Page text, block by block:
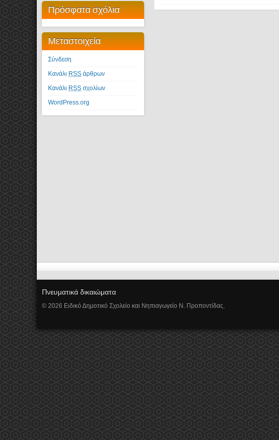
Πρόσφατα σχόλια
Μεταστοιχεία
Σύνδεση
Κανάλι RSS άρθρων
Κανάλι RSS σχολίων
WordPress.org
Πνευματικά δικαιώματα
© 2026 Ειδικό Δημοτικό Σχολείο και Νηπιαγωγείο Ν. Προποντίδας.